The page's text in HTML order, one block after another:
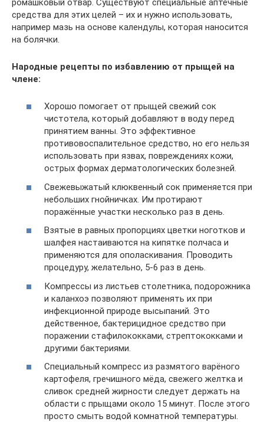
средства для этих целей – их и нужно использовать,
например мазь на основе календулы, которая наносится
на болячки.
Народные рецепты по избавлению от прыщей на
члене:
Хорошо помогает от прыщей свежий сок
чистотела, который добавляют в воду перед
принятием ванны. Это эффективное
противовоспалительное средство, но его нельзя
использовать при язвах, повреждениях кожи,
острых формах дерматологических болезней.
Свежевыжатый клюквенный сок применяется при
небольших гнойничках. Им протирают
поражённые участки несколько раз в день.
Взятые в равных пропорциях цветки ноготков и
шалфея настаиваются на кипятке полчаса и
применяются для ополаскивания. Проводить
процедуру, желательно, 5-6 раз в день.
Компрессы из листьев столетника, подорожника
и каланхоэ позволяют применять их при
инфекционной природе высыпаний. Это
действенное, бактерицидное средство при
поражении стафилококками, стрептококками и
другими бактериями.
Специальный компресс из размятого варёного
картофеля, гречишного мёда, свежего желтка и
сливок средней жирности следует держать на
области с прыщами около 15 минут. После этого
просто смыть водой комнатной температуры.